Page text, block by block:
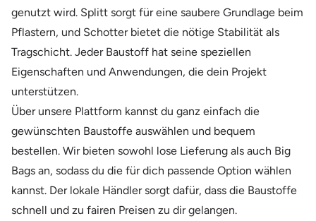
genutzt wird. Splitt sorgt für eine saubere Grundlage beim
Pflastern, und Schotter bietet die nötige Stabilität als
Tragschicht. Jeder Baustoff hat seine speziellen
Eigenschaften und Anwendungen, die dein Projekt
unterstützen.
Über unsere Plattform kannst du ganz einfach die
gewünschten Baustoffe auswählen und bequem
bestellen. Wir bieten sowohl lose Lieferung als auch Big
Bags an, sodass du die für dich passende Option wählen
kannst. Der lokale Händler sorgt dafür, dass die Baustoffe
schnell und zu fairen Preisen zu dir gelangen.